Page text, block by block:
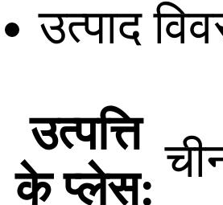
उत्पाद
उत्पत्ति
के प्लेस: